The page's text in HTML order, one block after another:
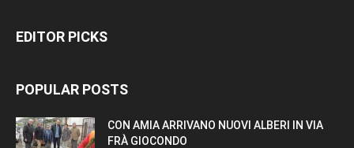
EDITOR PICKS
POPULAR POSTS
CON AMIA ARRIVANO NUOVI ALBERI IN VIA
FRÀ GIOCONDO